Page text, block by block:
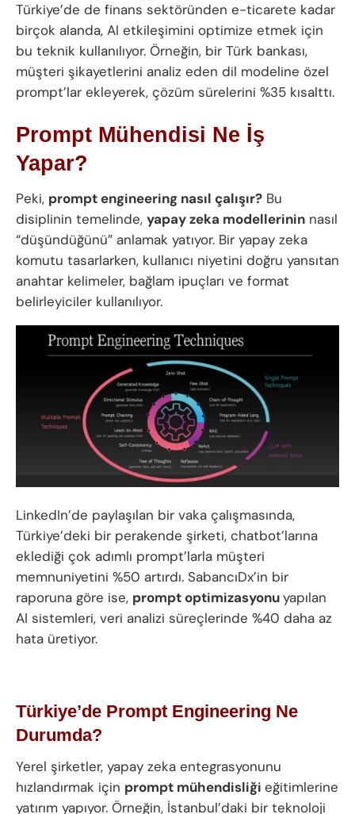
Türkiye’de de finans sektöründen e-ticarete kadar
birçok alanda, AI etkileşimini optimize etmek için
bu teknik kullanılıyor. Örneğin, bir Türk bankası,
müşteri şikayetlerini analiz eden dil modeline özel
prompt’lar ekleyerek, çözüm sürelerini %35 kısalttı.
Prompt Mühendisi Ne İş
Yapar?
Peki, prompt engineering nasıl çalışır? Bu
disiplinin temelinde, yapay zeka modellerinin nasıl
“düşündüğünü” anlamak yatıyor. Bir yapay zeka
komutu tasarlarken, kullanıcı niyetini doğru yansıtan
anahtar kelimeler, bağlam ipuçları ve format
belirleyiciler kullanılıyor.
LinkedIn’de paylaşılan bir vaka çalışmasında,
Türkiye’deki bir perakende şirketi, chatbot’larına
eklediği çok adımlı prompt’larla müşteri
memnuniyetini %50 artırdı. SabancıDx’in bir
raporuna göre ise, prompt optimizasyonuyapılan
AI sistemleri, veri analizi süreçlerinde %40 daha az
hata üretiyor.
Türkiye’de Prompt Engineering Ne
Durumda?
Yerel şirketler, yapay zeka entegrasyonunu
hızlandırmak için prompt mühendisliği eğitimlerine
yatırım yapıyor. Örneğin, İstanbul’daki bir teknoloji